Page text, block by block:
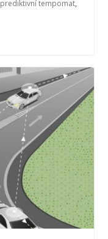
prediktivní tempomat,